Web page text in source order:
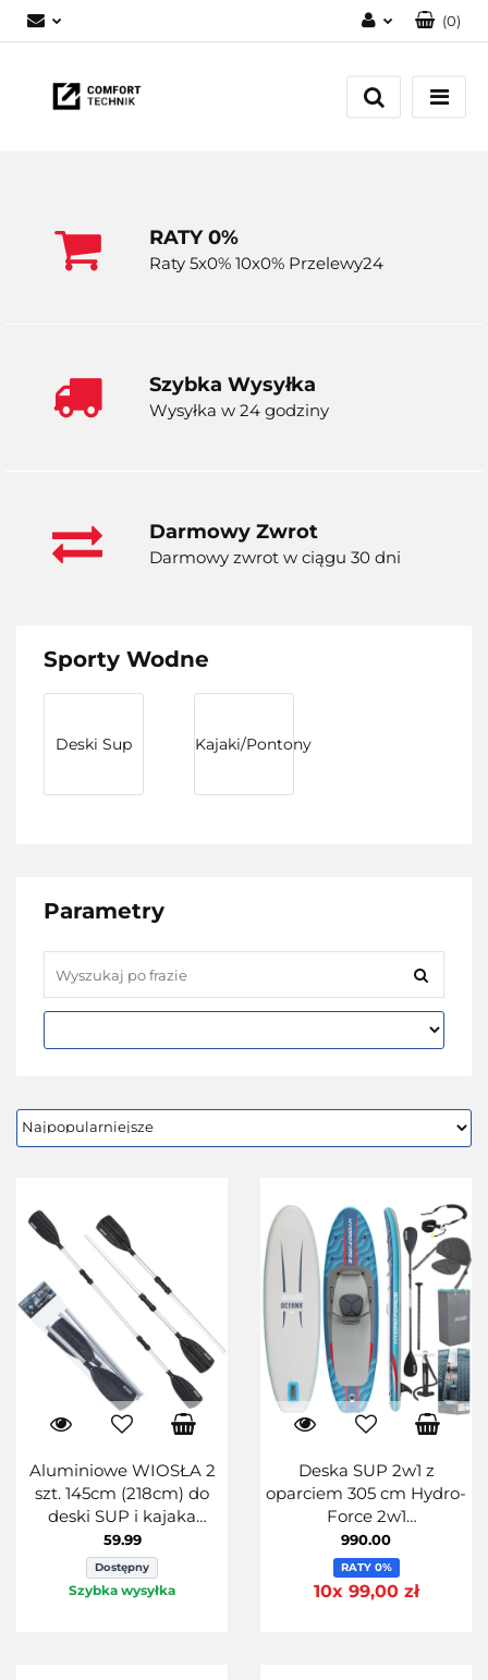
Zaloguj się
Zarejestruj się
(0)
RATY 0%
Raty 5x0% 10x0% Przelewy24
Szybka Wysyłka
Wysyłka w 24 godziny
Darmowy Zwrot
Darmowy zwrot w ciągu 30 dni
Sporty Wodne
Deski Sup Kajaki/Pontony
Parametry
Aluminiowe WIOSŁA 2
szt. 145cm (218cm) do
deski SUP i kajaka
Bestawy
59.99
Dostępny
Szybka wysyłka
Deska SUP 2w1 z
oparciem 305 cm Hydro-
Force 2w1
305cmx84cmx15cm
990.00
RATY 0%
10x 99,00 zł